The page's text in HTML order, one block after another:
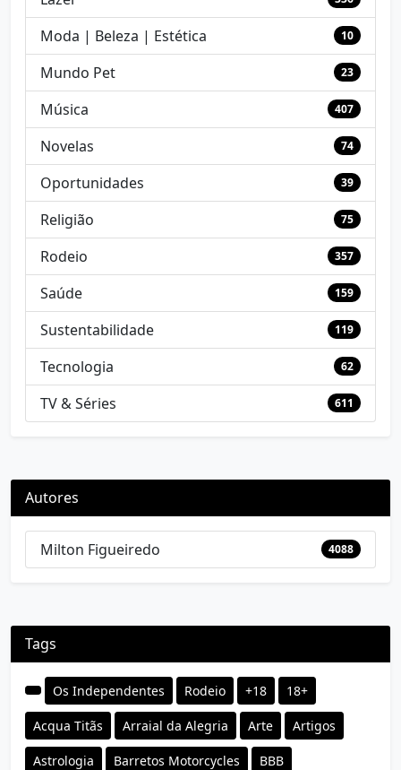
Moda | Beleza | Estética 10
Mundo Pet 23
Música 407
Novelas 74
Oportunidades 39
Religião 75
Rodeio 357
Saúde 159
Sustentabilidade 119
Tecnologia 62
TV & Séries 611
Autores
Milton Figueiredo 4088
Tags
Os Independentes Rodeio +18 18+
Acqua Titãs Arraial da Alegria Arte Artigos
Astrologia Barretos Motorcycles BBB